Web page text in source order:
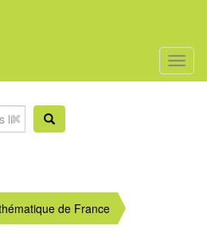
de France